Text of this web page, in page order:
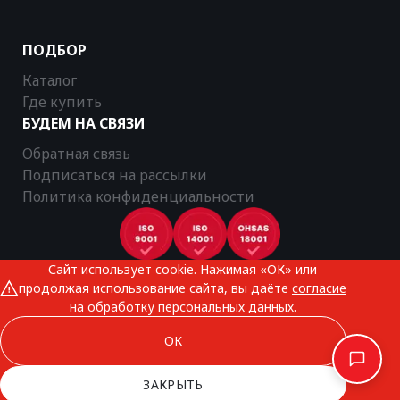
ПОДБОР
Каталог
Где купить
БУДЕМ НА СВЯЗИ
Обратная связь
Подписаться на рассылки
Политика конфиденциальности
CTR © 2025
Все права защищены
Сайт использует cookie. Нажимая «ОК» или
продолжая использование сайта, вы даёте согласие
на обработку персональных данных.
ОК
ЗАКРЫТЬ